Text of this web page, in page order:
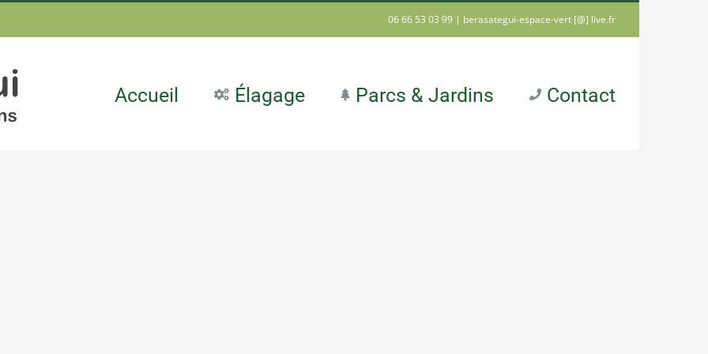
06 66 53 03 99 | berasategui-espace-vert [@] live.fr
Accueil Élagage Parcs & Jardins Contact